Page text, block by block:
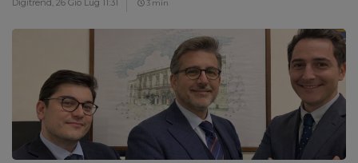
Digitrend, 26 Gio Lug 11:31 3 min